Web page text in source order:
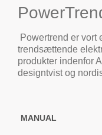
Powertrend er vort
trendsættende
produkter indenfor
designtvist og
MANUAL